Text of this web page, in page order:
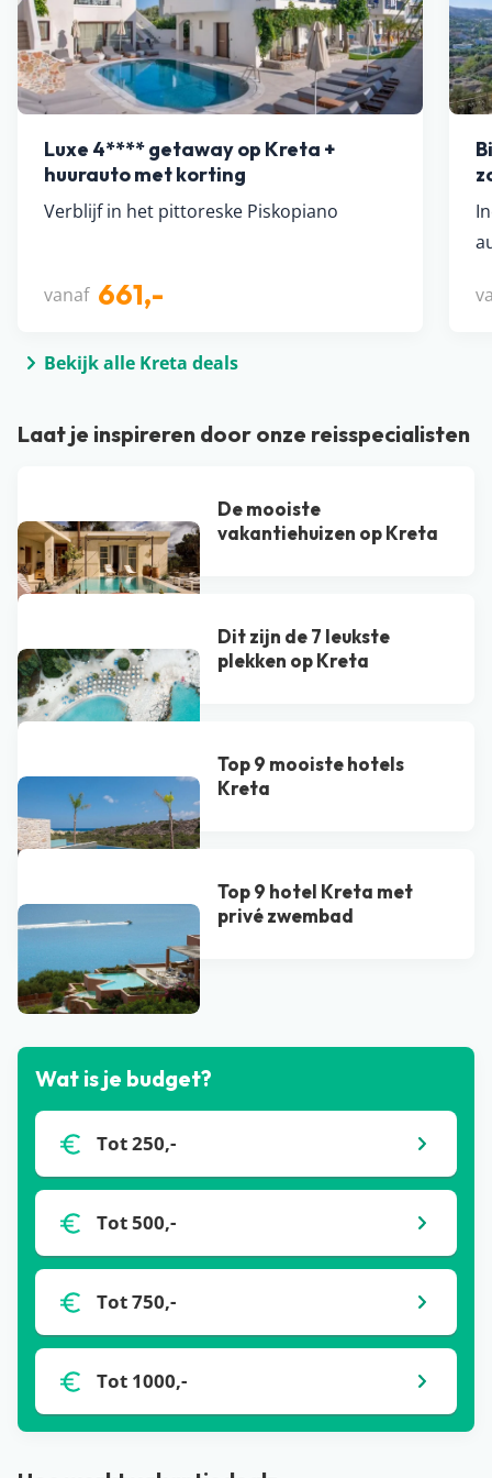
Luxe 4**** getaway op Kreta +
huurauto met korting
Verblijf in het pittoreske Piskopiano
vanaf 661,-
Bekijk alle Kreta deals
Laat je inspireren door onze reisspecialisten
De mooiste
vakantiehuizen op Kreta
Dit zijn de 7 leukste
plekken op Kreta
Top 9 mooiste hotels
Kreta
Top 9 hotel Kreta met
privé zwembad​
Bekijk alle blogs
Wat is je budget?
Tot 250,-
Tot 500,-
Tot 750,-
Tot 1000,-